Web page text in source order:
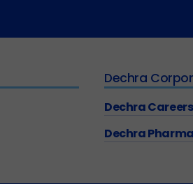
Dechra
Dechra Careers
Dechra